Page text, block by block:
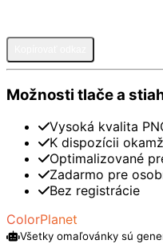
Možnosti tlače a
Vysoká kvalita
K dispozícii
Optimalizované
Zadarmo pre
Bez registrácie
ColorPlanet
Všetky omaľovánky sú